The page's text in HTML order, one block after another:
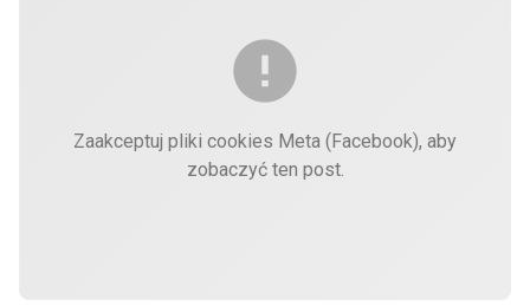
Zaakceptuj pliki cookies Meta (Facebook), aby
zobaczyć ten post.